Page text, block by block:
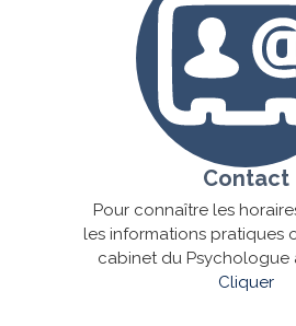
Contact
Pour connaître les
les informations pratiques
cabinet du Psychologue
Cliquer